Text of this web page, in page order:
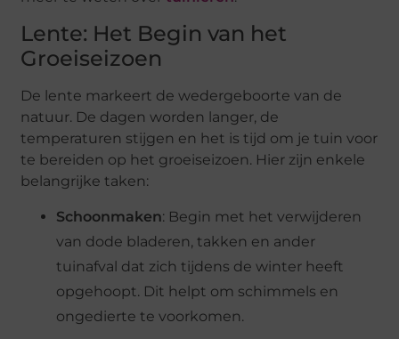
Lente: Het Begin van het
Groeiseizoen
De lente markeert de wedergeboorte van de
natuur. De dagen worden langer, de
temperaturen stijgen en het is tijd om je tuin voor
te bereiden op het groeiseizoen. Hier zijn enkele
belangrijke taken:
Schoonmaken: Begin met het verwijderen
van dode bladeren, takken en ander
tuinafval dat zich tijdens de winter heeft
opgehoopt. Dit helpt om schimmels en
ongedierte te voorkomen​.